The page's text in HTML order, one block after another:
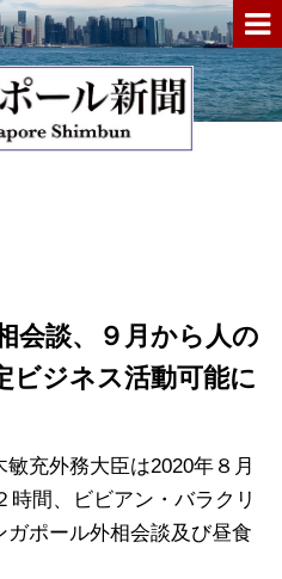
会談、９月から人の
ビジネス活動可能に
充外務大臣は2020年８月
時間、ビビアン・バラクリ
ポール外相会談及び昼食